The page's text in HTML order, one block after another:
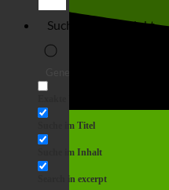
Suche im Titel
Suche im Inhalt
Search in excerpt